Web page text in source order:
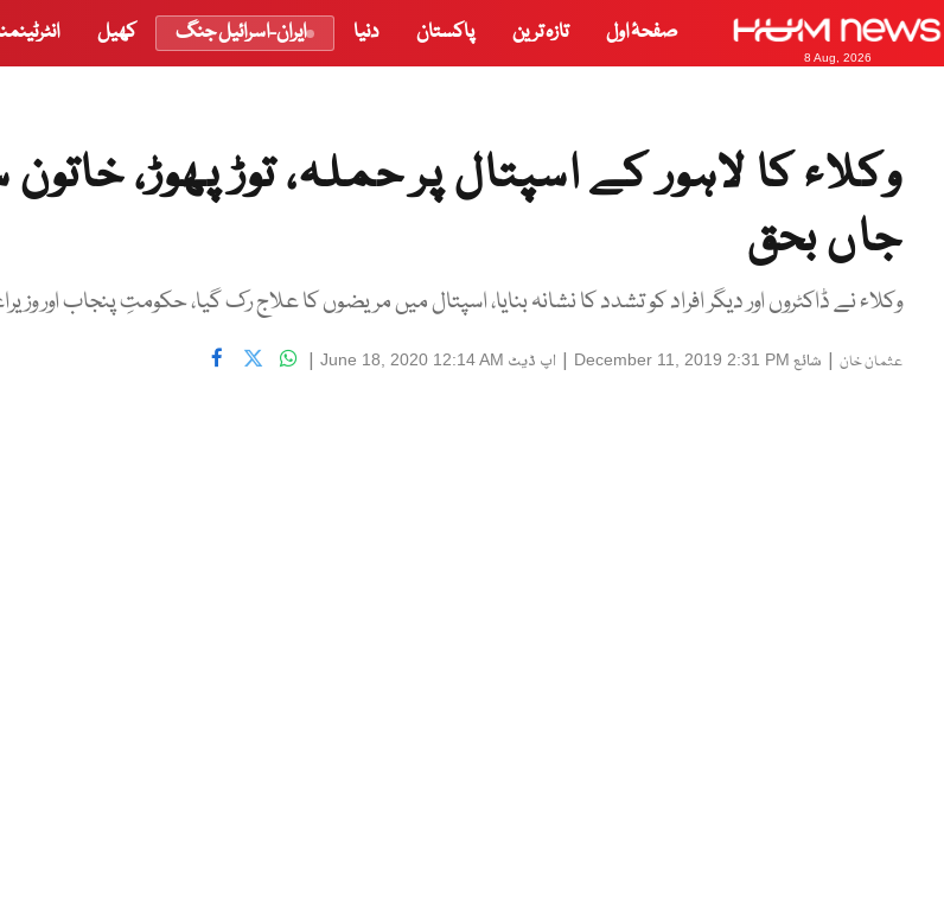
8 Aug, 2026
صفحۂ اول تازہ ترین پاکستان دنیا ایران-اسرائیل جنگ کھیل
وکلاء کا لاہور کے اسپتال پر حملہ، توڑ پھوڑ،
جاں بحق
وکلاء نے ڈاکٹروں اور دیگر افراد کو تشدد کا نشانہ بنایا، اسپتال میں مریضوں کا علاج رک گیا، حکومتِ پنجاب اور
عثمان خان | شائع December 11, 2019 2:31 PM
| اپ ڈیٹ June 18, 2020 12:14 AM
|